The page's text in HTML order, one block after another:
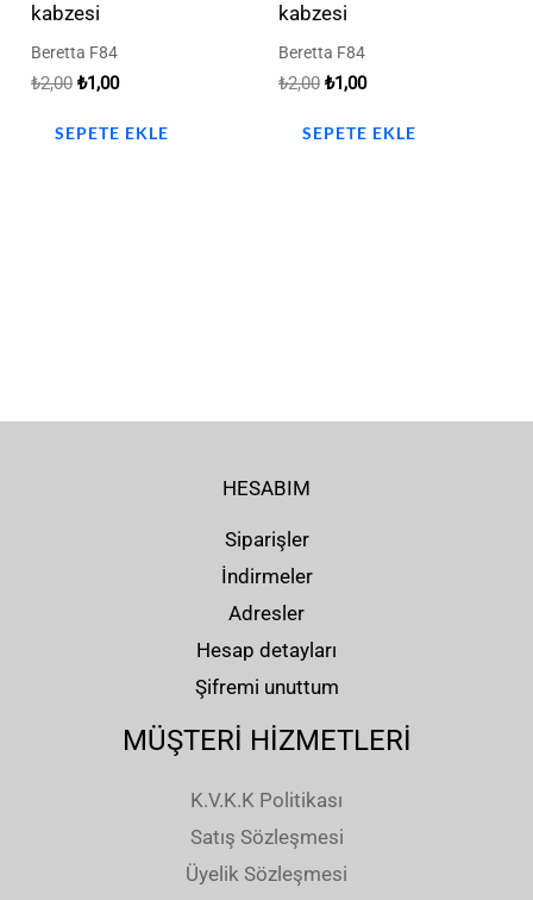
kabzesi
Beretta F84
₺2,00 ₺1,00
SEPETE EKLE
kabzesi
Beretta F84
₺2,00 ₺1,00
SEPETE EKLE
HESABIM
Siparişler
İndirmeler
Adresler
Hesap detayları
Şifremi unuttum
MÜŞTERİ HİZMETLERİ
K.V.K.K Politikası
Satış Sözleşmesi
Üyelik Sözleşmesi